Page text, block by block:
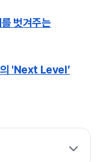
벗겨주는
'Next Level’